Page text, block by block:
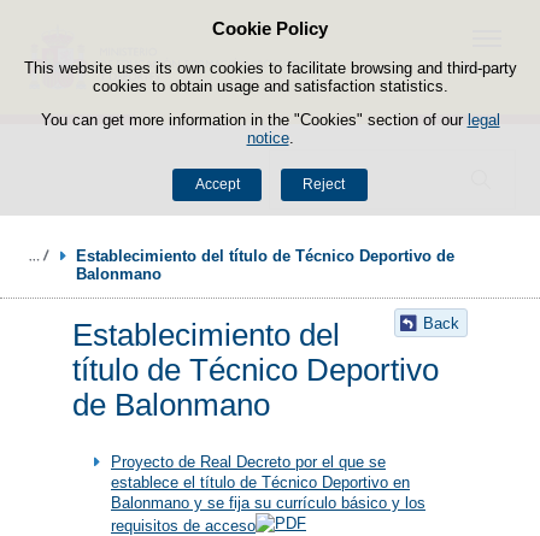
Cookie Policy
This website uses its own cookies to facilitate browsing and third-party
cookies to obtain usage and satisfaction statistics.
You can get more information in the "Cookies" section of our legal
notice.
Accept Reject
Skip to content
Search
Menu
Establecimiento del título de Técnico Deportivo de
Balonmano
Back
Establecimiento del
título de Técnico Deportivo
de Balonmano
Proyecto de Real Decreto por el que se
establece el título de Técnico Deportivo en
Balonmano y se fija su currículo básico y los
requisitos de acceso